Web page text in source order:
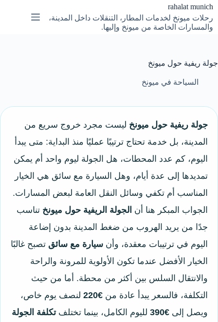
التجاوز
المحتوى
rahalat munich
رحلات ميونخ لخدمات المطار، التنقلات داخل المدينة،
والمسارات الخاصة من ميونخ وإليها.
جولة ريفية حول ميونخ
السياحة في ميونخ
جولة ريفية حول ميونخ ليست مجرد خروج سريع من
المدينة، بل خدمة تحتاج ترتيبًا عمليًا منذ البداية: متى يبدأ
اليوم، كم عدد المحطات، هل الجولة ليوم واحد أم يمكن
تمديدها إلى عدة أيام، وهل السيارة مع سائق هي الخيار
المناسب أم تكفي وسائل النقل العامة لبعض المسارات.
الجواب المبكر هنا أن الجولة الريفية حول ميونخ تناسب
جدًا من يريد الهروب من ضغط المدينة بدون إضاعة
اليوم في ترتيبات معقدة، وأن سيارة مع سائق تصبح غالبًا
الخيار الأفضل عندما تكون الأولوية للمرونة والراحة
والانتقال السلس بين أكثر من محطة. أما من حيث
التكلفة، فالسعر يبدأ عادة من €220
لنصف يوم خاص،
ويصل إلى €390 لليوم الكامل، بينما تختلفتكلفة الجولة